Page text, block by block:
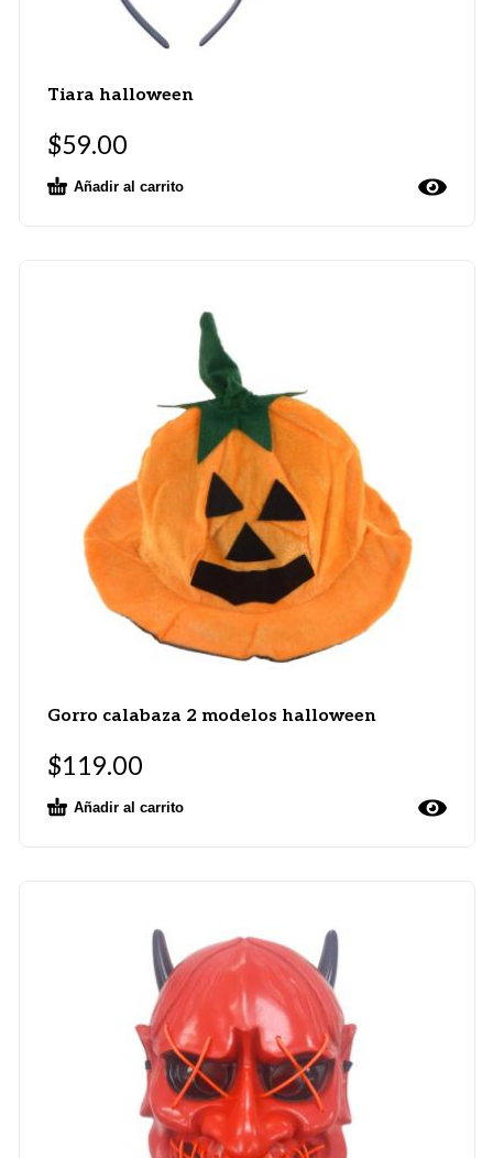
Tiara halloween
$59.00
Añadir al carrito
Gorro calabaza 2 modelos halloween
$119.00
Añadir al carrito